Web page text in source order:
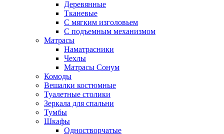
Деревянные
Тканевые
С мягким изголовьем
С подъемным механизмом
Матрасы
Наматрасники
Чехлы
Матрасы Сонум
Комоды
Вешалки костюмные
Туалетные столики
Зеркала для спальни
Тумбы
Шкафы
Одностворчатые